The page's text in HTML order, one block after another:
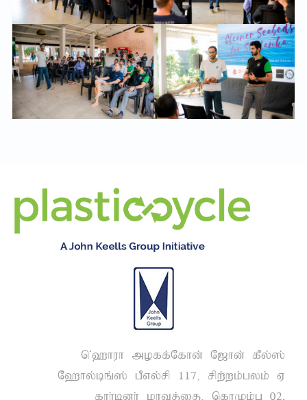
n~`huh moff;Nfhd; N[hd; fPy;];
N`hy;bq;]; gPvy;rp 117> rpw;wk;gyk; V
fhh;bdh; khtj;ij> nfhOk;G 02.